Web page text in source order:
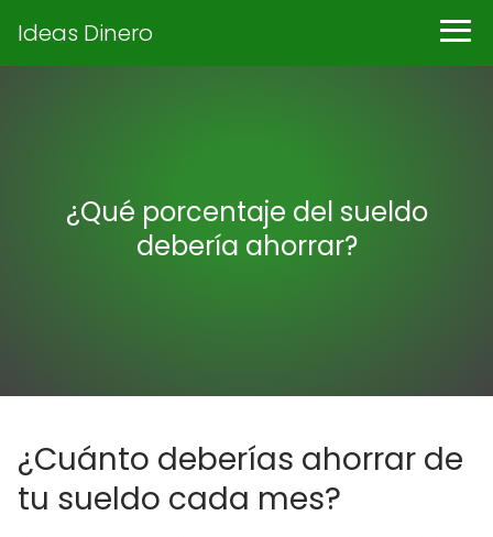
Ideas Dinero
¿Qué porcentaje del sueldo
debería ahorrar?
¿Cuánto deberías ahorrar de
tu sueldo cada mes?